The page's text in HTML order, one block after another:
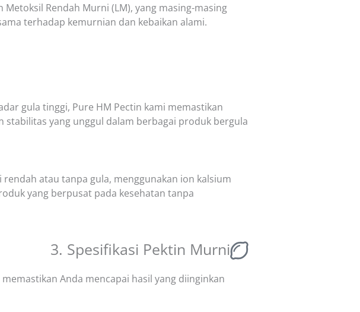
Rendah Murni (LM), yang masing-masing
terhadap kemurnian dan kebaikan alami.
gula tinggi, Pure HM Pectin kami memastikan
stabilitas yang unggul dalam berbagai produk bergula
atau tanpa gula, menggunakan ion kalsium
yang berpusat pada kesehatan tanpa
3. Spesifikasi Pektin Murni
Anda mencapai hasil yang diinginkan